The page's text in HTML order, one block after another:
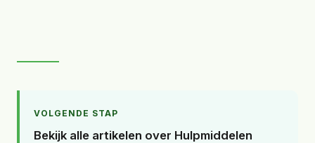
VOLGENDE STAP
Bekijk alle artikelen over Hulpmiddelen